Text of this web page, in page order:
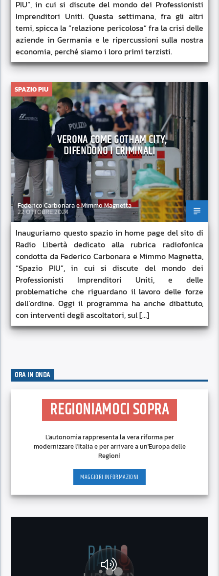
PIU”, in cui si discute del mondo dei Professionisti
Imprenditori Uniti. Questa settimana, fra gli altri
temi, spicca la “relazione pericolosa” fra la crisi delle
aziende in Germania e le ripercussioni sulla nostra
economia, perché siamo i loro primi terzisti.
SPAZIO PIU
VERONA COME GOTHAM CITY,
DIFENDONO I CRIMINALI
Federico Carbonara e Mimmo Magnetta
22 OTTOBRE 2024
Inauguriamo questo spazio in home page del sito di
Radio Libertà dedicato alla rubrica radiofonica
condotta da Federico Carbonara e Mimmo Magnetta,
“Spazio PIU”, in cui si discute del mondo dei
Professionisti Imprenditori Uniti, e delle
problematiche che riguardano il lavoro delle forze
dell’ordine. Oggi il programma ha anche dibattuto,
con interventi degli ascoltatori, sul […]
ORA IN ONDA
REGIONIAMOCI SOPRA
L'autonomia rappresenta la vera riforma per
modernizzare l'Italia e per arrivare a un'Europa delle
Regioni
MAGGIORI INFORMAZIONI